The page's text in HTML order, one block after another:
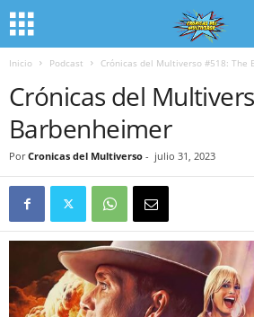
Inicio Podcast Crónicas del Multiverso #518: The
Crónicas del
Barbenheimer
Por Cronicas del Multiverso - julio 31, 2023